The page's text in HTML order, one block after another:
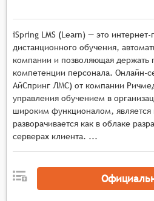
поддержкой высокой
подключения тысяч
адаптивным качеством
условий сети и
переключением
Мультимедийная
демонстрации экрана,
досками, показа
также поддержкой
мультимедийного
времени,
Интерактивные
опросов, голосований,
iSpring LMS (Learn) — это
дистанционного обучения,
компании и позволяющая держать
компетенции персонала. Онлайн-
АйСпринг ЛМС) от компании
управления обучением в
широким функционалом,
разворачивается как в облаке
серверах клиента. ...